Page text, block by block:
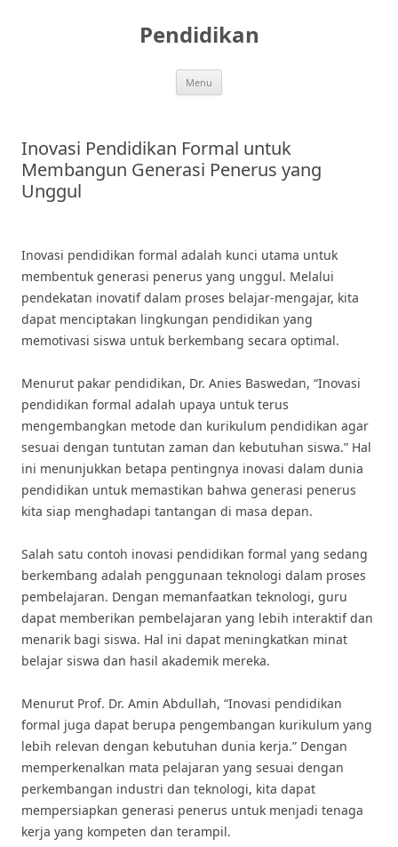
Pendidikan
Menu
Inovasi Pendidikan Formal untuk
Membangun Generasi Penerus yang
Unggul
Inovasi pendidikan formal adalah kunci utama untuk
membentuk generasi penerus yang unggul. Melalui
pendekatan inovatif dalam proses belajar-mengajar, kita
dapat menciptakan lingkungan pendidikan yang
memotivasi siswa untuk berkembang secara optimal.
Menurut pakar pendidikan, Dr. Anies Baswedan, “Inovasi
pendidikan formal adalah upaya untuk terus
mengembangkan metode dan kurikulum pendidikan agar
sesuai dengan tuntutan zaman dan kebutuhan siswa.” Hal
ini menunjukkan betapa pentingnya inovasi dalam dunia
pendidikan untuk memastikan bahwa generasi penerus
kita siap menghadapi tantangan di masa depan.
Salah satu contoh inovasi pendidikan formal yang sedang
berkembang adalah penggunaan teknologi dalam proses
pembelajaran. Dengan memanfaatkan teknologi, guru
dapat memberikan pembelajaran yang lebih interaktif dan
menarik bagi siswa. Hal ini dapat meningkatkan minat
belajar siswa dan hasil akademik mereka.
Menurut Prof. Dr. Amin Abdullah, “Inovasi pendidikan
formal juga dapat berupa pengembangan kurikulum yang
lebih relevan dengan kebutuhan dunia kerja.” Dengan
memperkenalkan mata pelajaran yang sesuai dengan
perkembangan industri dan teknologi, kita dapat
mempersiapkan generasi penerus untuk menjadi tenaga
kerja yang kompeten dan terampil.